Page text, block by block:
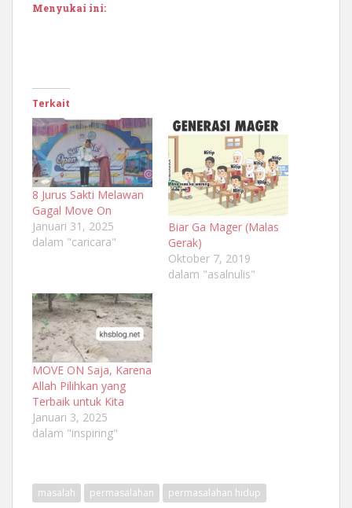
Menyukai ini:
Terkait
8 Jurus Sakti Melawan
Gagal Move On
Januari 31, 2025
dalam "caricara"
Biar Ga Mager (Malas
Gerak)
Oktober 7, 2019
dalam "asalnulis"
MOVE ON Saja, Karena
Allah Pilihkan yang
Terbaik untuk Kita
Januari 3, 2025
dalam "inspiring"
masalah permasalahan permasalahan hidup